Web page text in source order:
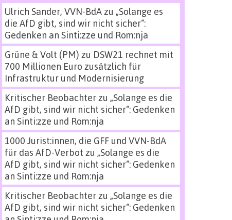
Ulrich Sander, VVN-BdAzu „Solange es
die AfD gibt, sind wir nicht sicher“:
Gedenken an Sinti:zze und Rom:nja
Grüne & Volt (PM) zu DSW21 rechnet mit
700 Millionen Euro zusätzlich für
Infrastruktur und Modernisierung
Kritischer Beobachterzu „Solange es die
AfD gibt, sind wir nicht sicher“: Gedenken
an Sinti:zze und Rom:nja
1000 Jurist:innen, die GFF und VVN-BdA
für das AfD-Verbot zu „Solange es die
AfD gibt, sind wir nicht sicher“: Gedenken
an Sinti:zze und Rom:nja
Kritischer Beobachterzu „Solange es die
AfD gibt, sind wir nicht sicher“: Gedenken